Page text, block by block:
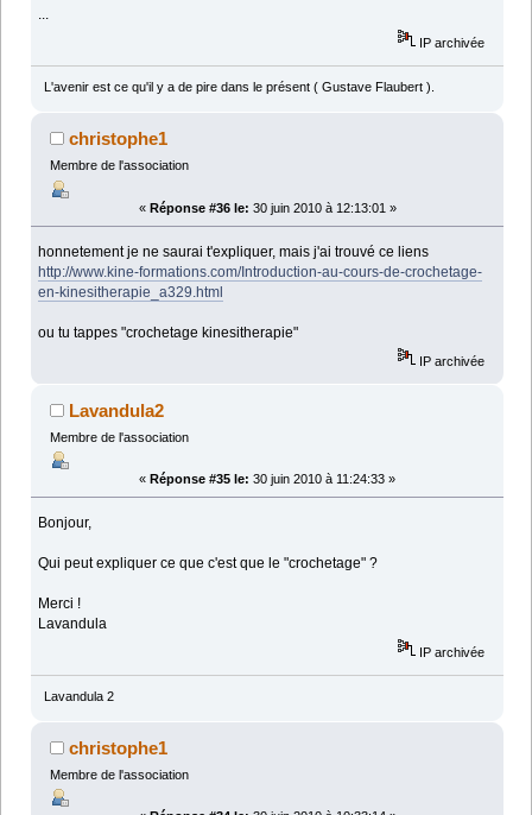
...
IP archivée
L'avenir est ce qu'il y a de pire dans le présent ( Gustave Flaubert ).
christophe1
Membre de l'association
« Réponse #36 le: 30 juin 2010 à 12:13:01 »
honnetement je ne saurai t'expliquer, mais j'ai trouvé ce liens
http://www.kine-formations.com/Introduction-au-cours-de-crochetage-
en-kinesitherapie_a329.html
ou tu tappes "crochetage kinesitherapie"
IP archivée
Lavandula2
Membre de l'association
« Réponse #35 le: 30 juin 2010 à 11:24:33 »
Bonjour,
Qui peut expliquer ce que c'est que le "crochetage" ?
Merci !
Lavandula
IP archivée
Lavandula 2
christophe1
Membre de l'association